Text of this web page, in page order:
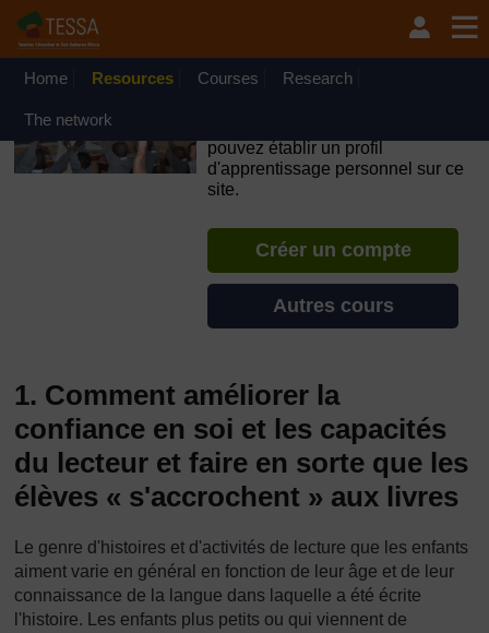
Passer au contenu principal
OpenLearn Create will be unavailable on Wednesday 12
August 2026 from 8am to 10.30am (GMT) due to routine
Home Resources Courses Research
The network
pouvez établir un profil
d'apprentissage personnel sur ce
site.
Créer un compte
Autres cours
1. Comment améliorer la
confiance en soi et les capacités
du lecteur et faire en sorte que les
élèves « s'accrochent » aux livres
Le genre d'histoires et d'activités de lecture que les enfants
aiment varie en général en fonction de leur âge et de leur
connaissance de la langue dans laquelle a été écrite
l'histoire. Les enfants plus petits ou qui viennent de